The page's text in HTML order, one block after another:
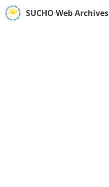
SUCHO Web Archives